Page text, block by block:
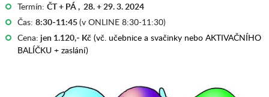
Termín: ČT + PÁ , 28. + 29. 3. 2024
Čas: 8:30-11:45(v ONLINE 8:30-11:30)
Cena: jen 1.120,- Kč (vč. učebnice a svačinky nebo AKTIVAČNÍHO
BALÍČKU + zaslání)